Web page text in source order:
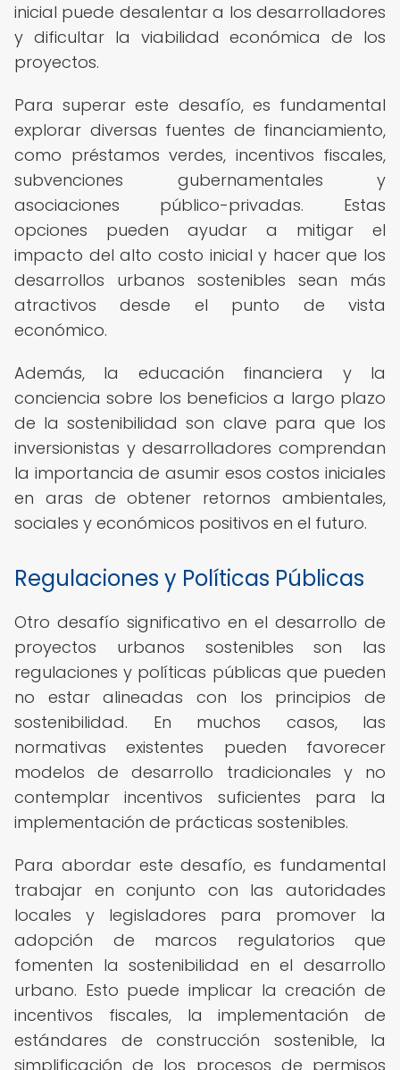
inicial puede desalentar a los desarrolladores
y dificultar la viabilidad económica de los
proyectos.
Para superar este desafío, es fundamental
explorar diversas fuentes de financiamiento,
como préstamos verdes, incentivos fiscales,
subvenciones gubernamentales y
asociaciones público-privadas. Estas
opciones pueden ayudar a mitigar el
impacto del alto costo inicial y hacer que los
desarrollos urbanos sostenibles sean más
atractivos desde el punto de vista
económico.
Además, la educación financiera y la
conciencia sobre los beneficios a largo plazo
de la sostenibilidad son clave para que los
inversionistas y desarrolladores comprendan
la importancia de asumir esos costos iniciales
en aras de obtener retornos ambientales,
sociales y económicos positivos en el futuro.
Regulaciones y Políticas Públicas
Otro desafío significativo en el desarrollo de
proyectos urbanos sostenibles son las
regulaciones y políticas públicas que pueden
no estar alineadas con los principios de
sostenibilidad. En muchos casos, las
normativas existentes pueden favorecer
modelos de desarrollo tradicionales y no
contemplar incentivos suficientes para la
implementación de prácticas sostenibles.
Para abordar este desafío, es fundamental
trabajar en conjunto con las autoridades
locales y legisladores para promover la
adopción de marcos regulatorios que
fomenten la sostenibilidad en el desarrollo
urbano. Esto puede implicar la creación de
incentivos fiscales, la implementación de
estándares de construcción sostenible, la
simplificación de los procesos de permisos